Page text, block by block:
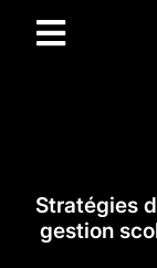
Stratégies
gestion